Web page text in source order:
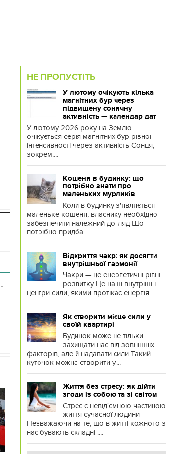
-
НЕ ПРОПУСТІТЬ
У лютому очікують кілька
магнітних бур через
підвищену сонячну
активність — календар дат
У лютому 2026 року на Землю
очікується серія магнітних бур різної
інтенсивності через активність Сонця,
зокрем....
Кошеня в будинку: що
потрібно знати про
маленьких мурликів
Коли в будинку з'являється
маленьке кошеня, власнику необхідно
забезпечити належний догляд Що
потрібно придба....
Відкриття чакр: як досягти
внутрішньої гармонії
Чакри — це енергетичні рівні
розвитку Це наші внутрішні
центри сили, якими протікає енергія
Як створити місце сили у
своїй квартирі
Будинок може не тільки
захищати нас від зовнішніх
факторів, але й надавати сили Такий
куточок можна створити у....
Життя без стресу: як дійти
згоди із собою та зі світом
Стрес є невід'ємною частиною
життя сучасної людини
Незважаючи на те, що в житті кожного з
нас бувають складні ....